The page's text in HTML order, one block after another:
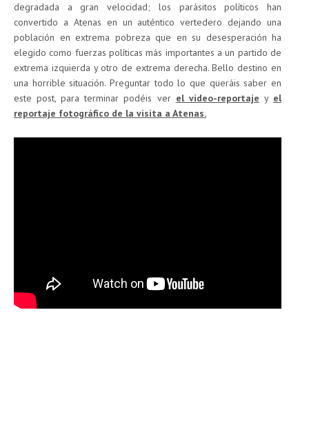
degradada a gran velocidad; los parásitos políticos han
convertido a Atenas en un auténtico vertedero dejando una
población en extrema pobreza que en su desesperación ha
elegido como fuerzas políticas más importantes a un partido de
extrema izquierda y otro de extrema derecha. Bello destino en
una horrible situación. Preguntar todo lo que queráis saber en
este post, para terminar podéis ver el video-reportaje y el
reportaje fotográfico de la visita a Atenas.